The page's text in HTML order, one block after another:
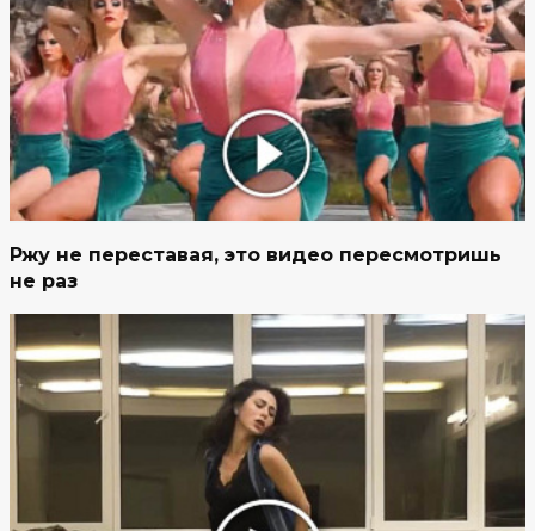
Ржу не переставая, это видео пересмотришь
не раз